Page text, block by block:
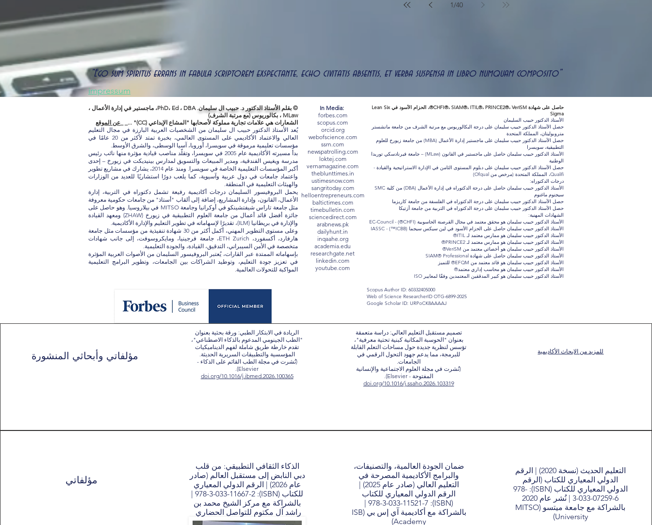
1/40
"Ego sum spiritus errans in fabula scriptorem exspectante, echo civitatis absentis, et verba suspensa in libro numquam composito"
impressum
© بقلم الأستاذ الدكتور د. حبيب ال سليمان.
PhD، Ed ، DBA، ماجستير في إدارة الأعمال ،
MLaw ، بكالوريوس (مع مرتبة الشرف)
الشعارات هي علامات تجارية مملوكة لأصحابها "المشاع الإبداعي (CC)" ..._ _
عن الموقع
يُعد الأستاذ الدكتور حبيب ال سليمان من الشخصيات العربية البارزة في مجال التعليم
العالي والاعتماد الأكاديمي على المستوى العالمي، بخبرة تمتد لأكثر من 20 عامًا في
مؤسسات تعليمية مرموقة في سويسرا، أوروبا، آسيا الوسطى، والشرق الأوسط.
بدأ مسيرته الأكاديمية عام 2005 في سويسرا، وتقلّد مناصب قيادية مؤثرة منها نائب رئيس
مدرسة ويغيس الفندقية، ومدير المبيعات والتسويق لمدارس بينيديكت في زيورخ – إحدى
أكبر المؤسسات التعليمية الخاصة في سويسرا. ومنذ عام 2014، يشارك في مشاريع تطوير
واعتماد جامعات في دول عربية وآسيوية، كما يلعب دورًا استشاريًا للعديد من الوزارات
والهيئات التعليمية في المنطقة.
يحمل البروفيسور السليمان درجات أكاديمية رفيعة تشمل دكتوراه في التربية، إدارة
الأعمال، القانون، وإدارة المشاريع، إضافة إلى ألقاب "أستاذ" من جامعات حكومية معروفة
مثل جامعة تاراس شيفتشينكو في أوكرانيا وجامعة MITSO في بيلاروسيا. وهو حاصل على
جائزة أفضل قائد أعمال من جامعة العلوم التطبيقية في زيورخ (ZHAW) ومعهد القيادة
والإدارة في بريطانيا (ILM)، تقديرًا لإسهاماته في تطوير التعليم والإدارة الأكاديمية.
وعلى مستوى التطوير المهني، أكمل أكثر من 30 شهادة تنفيذية من مؤسسات مثل جامعة
هارفارد، أكسفورد، ETH Zurich، جامعة فرجينيا، ومايكروسوفت، إلى جانب شهادات
متخصصة في الأمن السيبراني، التدقيق، القيادة، والجودة التعليمية.
بإسهاماته الممتدة عبر القارات، يُعتبر البروفيسور السليمان من الأصوات العربية المؤثرة
في تعزيز جودة التعليم، وتوطيد الشراكات بين الجامعات، وتطوير البرامج التعليمية
المواكبة للتحولات العالمية.
In Media:
forbes.com
scopus.com
orcid.org
webofscience.com
ssrn.com
newspatrolling.com
loktej.com
vernamagazine.com
theblunttimes.in
ustimesnow.com
sangritoday.com
helloentrepreneurs.com
baltictimes.com
timebulletin.com
sciencedirect.com
arabnews.pk
dailyhunt.in
inqaahe.org
academia.edu
researchgate.net
linkedin.com
youtube.com
حاصل على شهادة CHFI®، SIAM®، ITIL®، PRINCE2®، VeriSM®، الحزام الأسود في Lean Six
Sigma
الأستاذ الدكتور حبيب السليمان
حصل الأستاذ الدكتور حبيب سليمان على درجة البكالوريوس مع مرتبة الشرف من جامعة مانشستر
متروبوليتان، المملكة المتحدة
حصل الأستاذ الدكتور حبيب سليمان على ماجستير إدارة الأعمال (MBA) من جامعة زيورخ للعلوم
التطبيقية، سويسرا
الأستاذ الدكتور حبيب سليمان حاصل على ماجستير في القانون (MLaw) – جامعة فيرنادسكي توريدا
الوطنية
حصل الأستاذ الدكتور حبيب سليمان على دبلوم المستوى الثامن في الإدارة الاستراتيجية والقيادة -
Qualifi، المملكة المتحدة (مرخص من Ofqual)
درجات الدكتوراه:
الأستاذ الدكتور حبيب سليمان حاصل على درجة الدكتوراه في إدارة الأعمال (DBA) من كلية SMC
سيجنوم ماغنوم
حصل الأستاذ الدكتور حبيب سليمان على درجة الدكتوراه في الفلسفة من جامعة كاريزما
حصل الأستاذ الدكتور حبيب سليمان على درجة الدكتوراه في التربية من جامعة أزتيكا
الشهادات المهنية:
الأستاذ الدكتور حبيب سليمان هو محقق معتمد في مجال القرصنة الحاسوبية (CHFI®) - EC-Council
الأستاذ الدكتور حبيب سليمان حاصل على الحزام الأسود في لين سيكس سيجما (ICBB™) - IASSC
الأستاذ الدكتور حبيب سليمان هو ممارس معتمد لـ ITIL®
الأستاذ الدكتور حبيب سليمان هو ممارس معتمد لـ PRINCE2®
الأستاذ الدكتور حبيب سليمان هو أخصائي معتمد من VeriSM®
الأستاذ الدكتور حبيب سليمان حاصل على شهادة SIAM® Professional
الأستاذ الدكتور حبيب سليمان هو قائد معتمد من EFQM® للتميز
الأستاذ الدكتور حبيب سليمان هو محاسب إداري معتمد®
الأستاذ الدكتور حبيب سليمان هو كبير المدققين المعتمدين وفقًا لمعايير ISO
Scopus Author ID: 60332405000
Web of Science ResearcherID OTG-6899-2025
Google Scholar ID: URPoCK8AAAAJ
مؤلفاتي وأبحاثي المنشورة
الريادة في الابتكار الطبي: ورقة بحثية بعنوان
"الطب الجينومي المدعوم بالذكاء الاصطناعي"،
تقدم خارطة طريق شاملة لفهم الديناميكيات
المؤسسية والتطبيقات السريرية الحديثة.
(نُشرت في مجلة الطب القائم على الذكاء -
Elsevier).
doi.org/10.1016/j.ibmed.2026.100365
تصميم مستقبل التعليم العالي: دراسة متعمقة
بعنوان "الحوسبة المكانية كبنية تحتية معرفية"،
تؤسس لنظرية جديدة حول مساحات التعلم القابلة
للبرمجة، مما يدعم جهود التحول الرقمي في
الجامعات.
(نُشرت في مجلة العلوم الاجتماعية والإنسانية
المفتوحة - Elsevier).
doi.org/10.1016/j.ssaho.2026.103319
للمزيد من الابحاث الأكاديمية
مؤلفاتي
الذكاء الثقافي التطبيقي: من قلب
دبي النابض إلى مستقبل العالم (صادر
عام 2026) | الرقم الدولي المعياري
للكتاب (ISBN): 978-3-033-11667-2 |
بالشراكة مع مركز الشيخ محمد بن
راشد آل مكتوم للتواصل الحضاري
ضمان الجودة العالمية، والتصنيفات،
والبرامج الأكاديمية المصرحة في
التعليم العالي (صادر عام 2025) |
الرقم الدولي المعياري للكتاب
(ISBN): 978-3-033-11521-7 |
بالشراكة مع أكاديمية آي إس بي (ISB
Academy)
التعليم الحديث (نسخة 2020) | الرقم
الدولي المعياري للكتاب (الرقم
الدولي المعياري للكتاب (ISBN): 978-
3-033-07259-6 | نُشر عام 2020
بالشراكة مع جامعة ميتسو (MITSO
University)